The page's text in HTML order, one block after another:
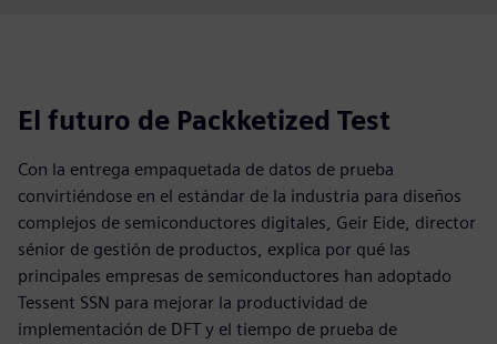
El futuro de Packketized Test
Con la entrega empaquetada de datos de prueba
convirtiéndose en el estándar de la industria para diseños
complejos de semiconductores digitales, Geir Eide, director
sénior de gestión de productos, explica por qué las
principales empresas de semiconductores han adoptado
Tessent SSN para mejorar la productividad de
implementación de DFT y el tiempo de prueba de